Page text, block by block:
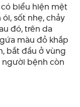
biểu hiện mệt
sốt nhẹ, chảy
đó, trên da
màu đỏ khắp
bắt đầu ở vùng
người bệnh còn